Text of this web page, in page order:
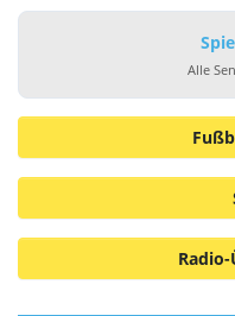
Alle